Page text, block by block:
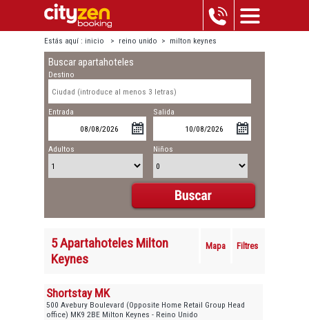
Estás aquí : inicio > reino unido > milton keynes
Buscar apartahoteles
Destino
Entrada Salida
Adultos Niños
5 Apartahoteles Milton
Keynes
Mapa Filtres
Shortstay MK
500 Avebury Boulevard (Opposite Home Retail Group Head
office) MK9 2BE Milton Keynes - Reino Unido